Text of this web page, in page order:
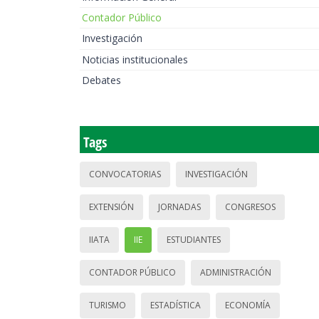
Contador Público
Investigación
Noticias institucionales
Debates
Tags
CONVOCATORIAS INVESTIGACIÓN
EXTENSIÓN JORNADAS CONGRESOS
IIATA IIE ESTUDIANTES
CONTADOR PÚBLICO ADMINISTRACIÓN
TURISMO ESTADÍSTICA ECONOMÍA